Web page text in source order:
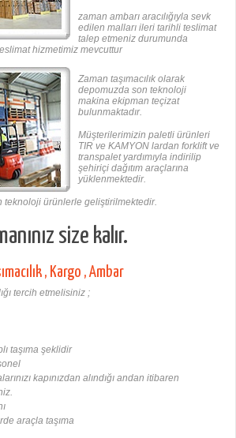
zaman ambarı aracılığıyla sevk
edilen malları ileri tarihli teslimat
talep etmeniz durumunda
hizmetimiz mevcuttur
Zaman taşımacılık olarak
depomuzda son teknoloji
makina ekipman teçizat
bulunmaktadır.
Müşterilerimizin paletli ürünleri
TIR ve KAMYON lardan forklift ve
transpalet yardımıyla indirilip
şehiriçi dağıtım araçlarına
yüklenmektedir.
teknoloji ürünlerle geliştirilmektedir.
size kalır.
, Kargo , Ambar
tercih etmelisiniz ;
taşıma şeklidir
kapınızdan alındığı andan itibaren
araçla taşıma